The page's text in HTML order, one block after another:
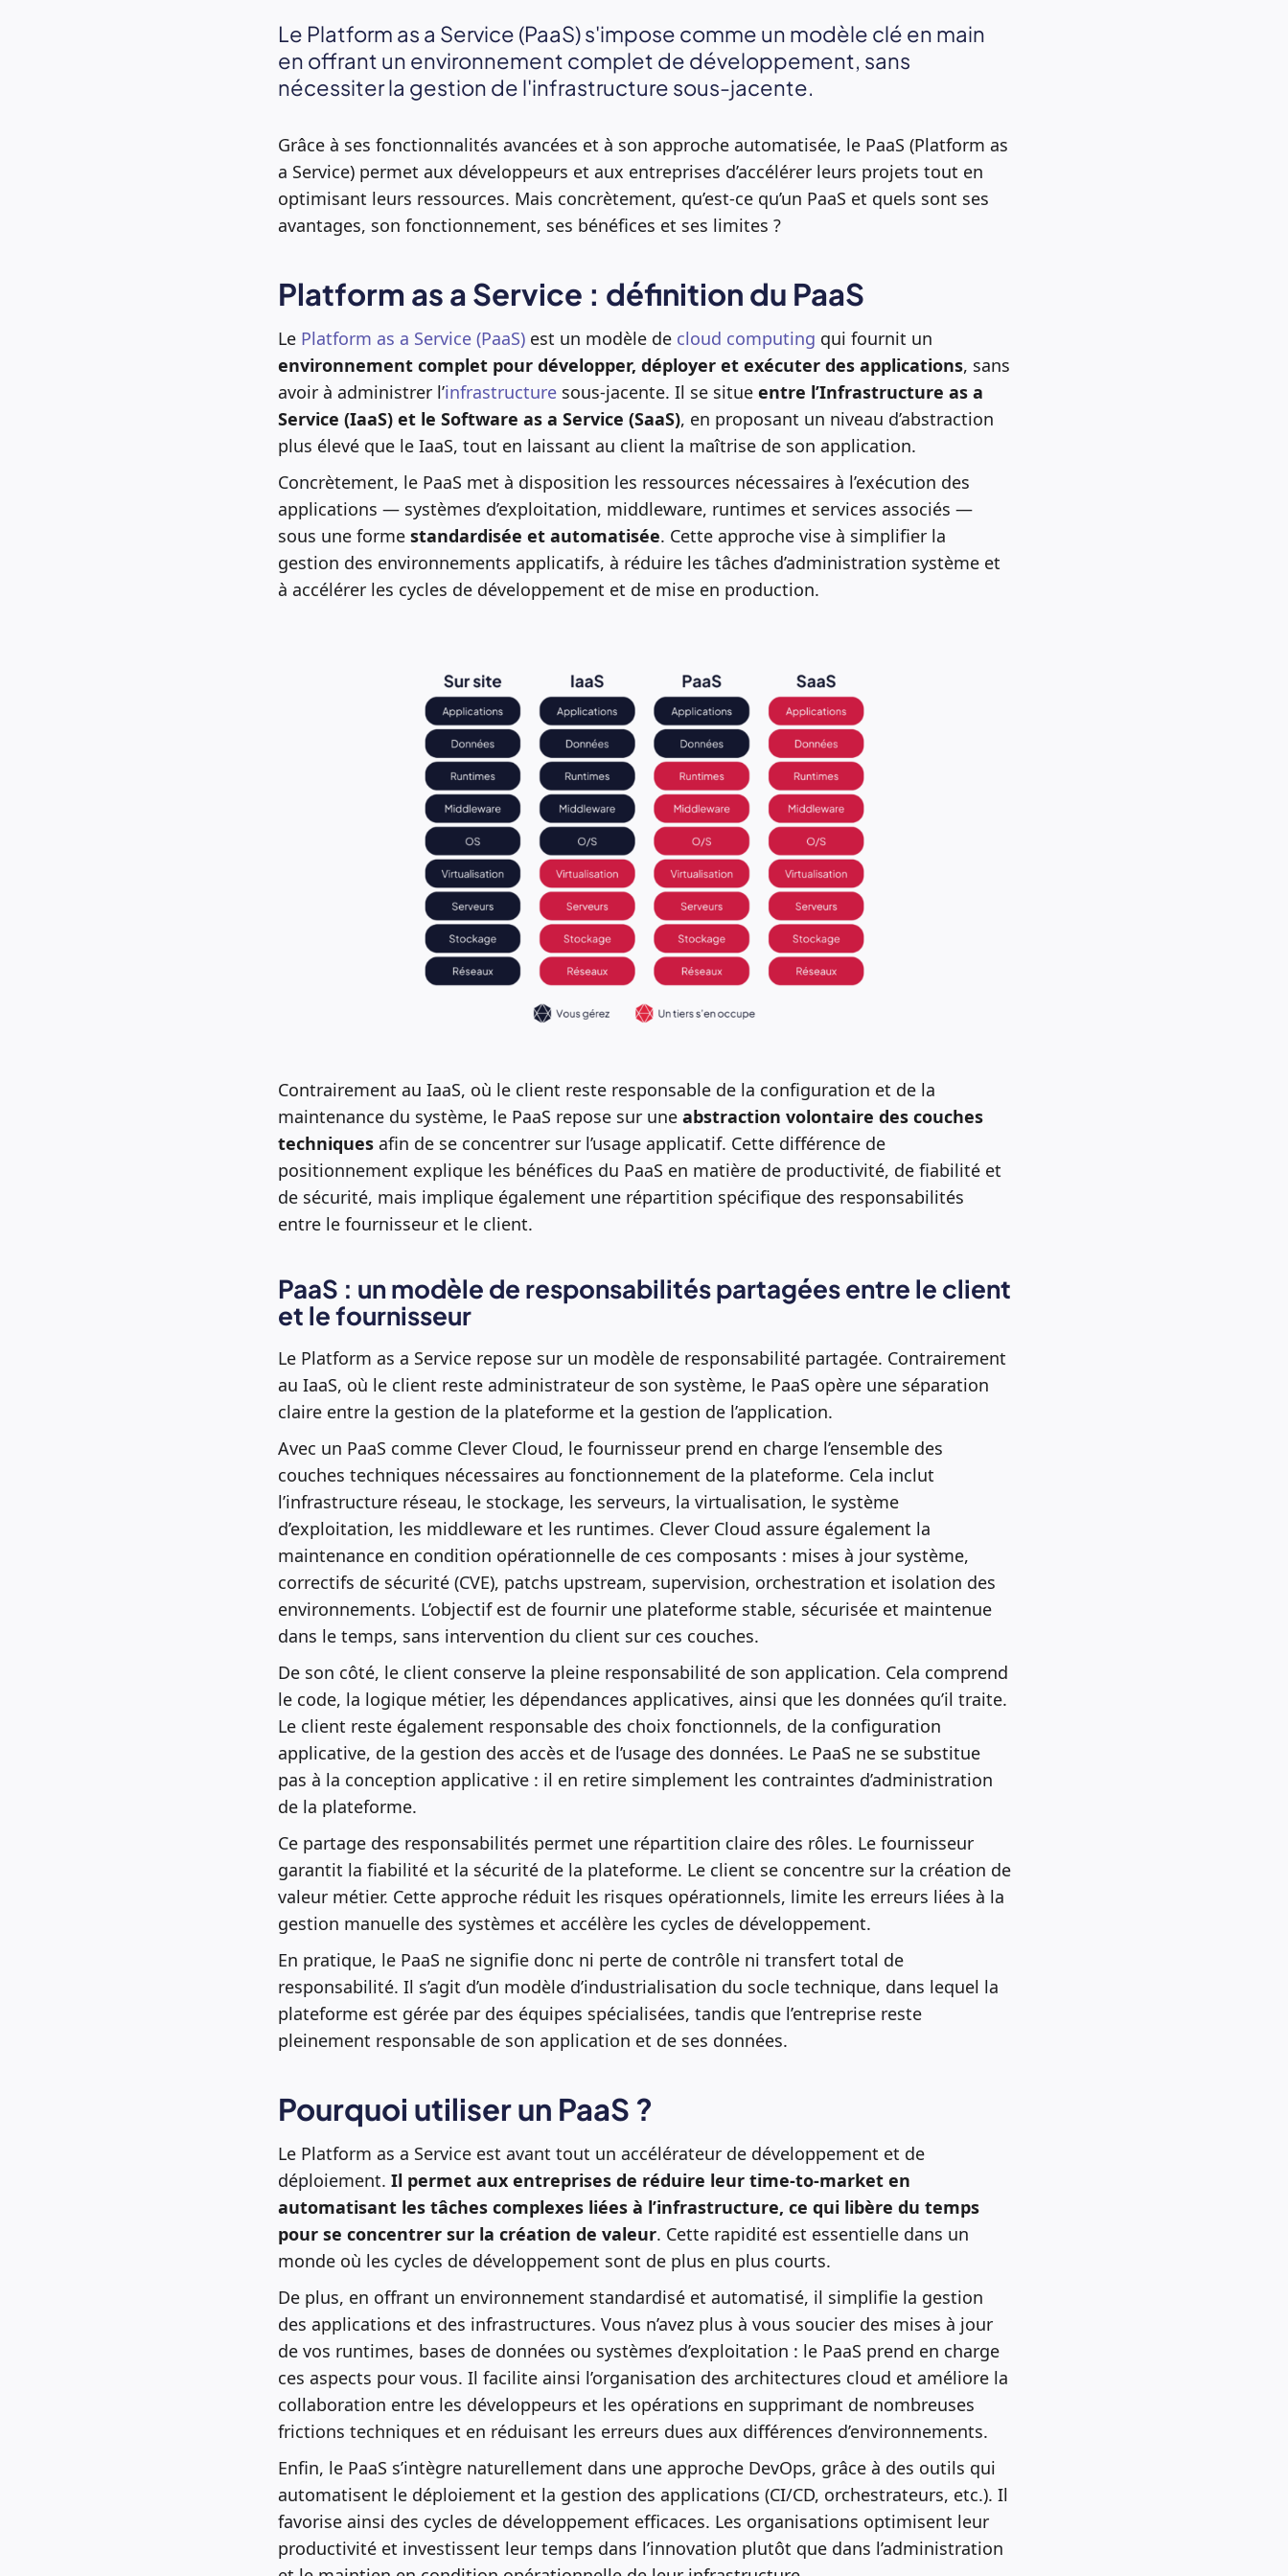
Le Platform as a Service (PaaS) s'impose comme un modèle clé en main
en offrant un environnement complet de développement, sans
nécessiter la gestion de l'infrastructure sous-jacente.
Grâce à ses fonctionnalités avancées et à son approche automatisée, le PaaS (Platform as
a Service) permet aux développeurs et aux entreprises d’accélérer leurs projets tout en
optimisant leurs ressources. Mais concrètement, qu’est-ce qu’un PaaS et quels sont ses
avantages, son fonctionnement, ses bénéfices et ses limites ?
Platform as a Service : définition du PaaS
Le Platform as a Service (PaaS)est un modèle de cloud computing qui fournit un
environnement complet pour développer, déployer et exécuter des applications, sans
avoir à administrer l’infrastructuresous-jacente. Il se situe entre l’Infrastructure as a
Service (IaaS) et le Software as a Service (SaaS), en proposant un niveau d’abstraction
plus élevé que le IaaS, tout en laissant au client la maîtrise de son application.
Concrètement, le PaaS met à disposition les ressources nécessaires à l’exécution des
applications — systèmes d’exploitation, middleware, runtimes et services associés —
sous une forme standardisée et automatisée. Cette approche vise à simplifier la
gestion des environnements applicatifs, à réduire les tâches d’administration système et
à accélérer les cycles de développement et de mise en production.
Contrairement au IaaS, où le client reste responsable de la configuration et de la
maintenance du système, le PaaS repose sur une abstraction volontaire des couches
techniquesafin de se concentrer sur l’usage applicatif. Cette différence de
positionnement explique les bénéfices du PaaS en matière de productivité, de fiabilité et
de sécurité, mais implique également une répartition spécifique des responsabilités
entre le fournisseur et le client.
PaaS : un modèle de responsabilités partagées entre le client
et le fournisseur
Le Platform as a Service repose sur un modèle de responsabilité partagée. Contrairement
au IaaS, où le client reste administrateur de son système, le PaaS opère une séparation
claire entre la gestion de la plateforme et la gestion de l’application.
Avec un PaaS comme Clever Cloud, le fournisseur prend en charge l’ensemble des
couches techniques nécessaires au fonctionnement de la plateforme. Cela inclut
l’infrastructure réseau, le stockage, les serveurs, la virtualisation, le système
d’exploitation, les middleware et les runtimes. Clever Cloud assure également la
maintenance en condition opérationnelle de ces composants : mises à jour système,
correctifs de sécurité (CVE), patchs upstream, supervision, orchestration et isolation des
environnements. L’objectif est de fournir une plateforme stable, sécurisée et maintenue
dans le temps, sans intervention du client sur ces couches.
De son côté, le client conserve la pleine responsabilité de son application. Cela comprend
le code, la logique métier, les dépendances applicatives, ainsi que les données qu’il traite.
Le client reste également responsable des choix fonctionnels, de la configuration
applicative, de la gestion des accès et de l’usage des données. Le PaaS ne se substitue
pas à la conception applicative : il en retire simplement les contraintes d’administration
de la plateforme.
Ce partage des responsabilités permet une répartition claire des rôles. Le fournisseur
garantit la fiabilité et la sécurité de la plateforme. Le client se concentre sur la création de
valeur métier. Cette approche réduit les risques opérationnels, limite les erreurs liées à la
gestion manuelle des systèmes et accélère les cycles de développement.
En pratique, le PaaS ne signifie donc ni perte de contrôle ni transfert total de
responsabilité. Il s’agit d’un modèle d’industrialisation du socle technique, dans lequel la
plateforme est gérée par des équipes spécialisées, tandis que l’entreprise reste
pleinement responsable de son application et de ses données.
Pourquoi utiliser un PaaS ?
Le Platform as a Service est avant tout un accélérateur de développement et de
déploiement. Il permet aux entreprises de réduire leur time-to-market en
automatisant les tâches complexes liées à l’infrastructure, ce qui libère du temps
pour se concentrer sur la création de valeur. Cette rapidité est essentielle dans un
monde où les cycles de développement sont de plus en plus courts.
De plus, en offrant un environnement standardisé et automatisé, il simplifie la gestion
des applications et des infrastructures. Vous n’avez plus à vous soucier des mises à jour
de vos runtimes, bases de données ou systèmes d’exploitation : le PaaS prend en charge
ces aspects pour vous. Il facilite ainsi l’organisation des architectures cloud et améliore la
collaboration entre les développeurs et les opérations en supprimant de nombreuses
frictions techniques et en réduisant les erreurs dues aux différences d’environnements.
Enfin, le PaaS s’intègre naturellement dans une approche DevOps, grâce à des outils qui
automatisent le déploiement et la gestion des applications (CI/CD, orchestrateurs, etc.). Il
favorise ainsi des cycles de développement efficaces. Les organisations optimisent leur
productivité et investissent leur temps dans l’innovation plutôt que dans l’administration